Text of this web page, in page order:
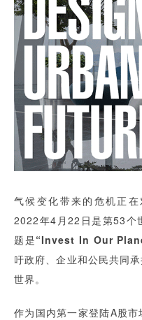
气候变化带来的危机正在
2022年4月22日是第53个
题是“Invest In Our
吁政府、企业和公民共同
世界。
作为国内第一家登陆A股市